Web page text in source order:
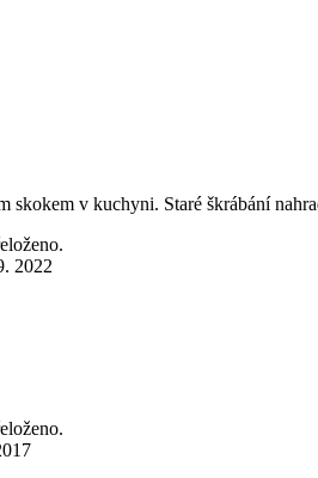
skokem v kuchyni. Staré škrábání
2022